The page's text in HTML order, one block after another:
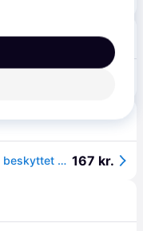
269 kr.
Abus hængelås massiv messing vinyl beskyttet 40mm 167 kr.